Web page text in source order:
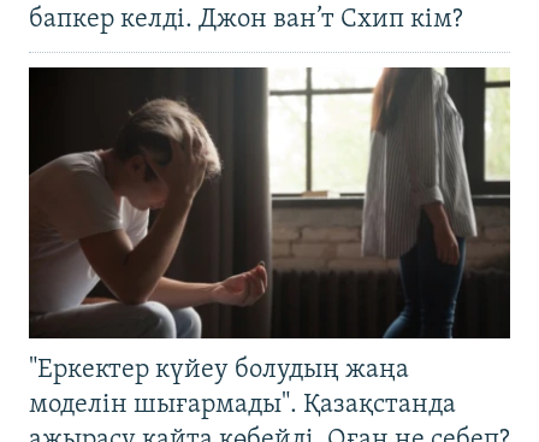
бапкер келді. Джон ван’т Схип кім?
"Еркектер күйеу болудың жаңа
моделін шығармады". Қазақстанда